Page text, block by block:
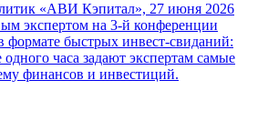
«АВИ Кэпитал», 27 июня 2026
экспертом на 3-й конференции
быстрых инвест-свиданий:
одного часа задают экспертам самые
финансов и инвестиций.